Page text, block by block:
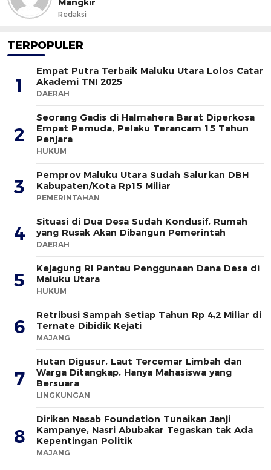
Redaksi
TERPOPULER
1
Empat Putra Terbaik Maluku Utara Lolos Catar
Akademi TNI 2025
DAERAH
2
Seorang Gadis di Halmahera Barat Diperkosa
Empat Pemuda, Pelaku Terancam 15 Tahun
Penjara
HUKUM
3
Pemprov Maluku Utara Sudah Salurkan DBH
Kabupaten/Kota Rp15 Miliar
PEMERINTAHAN
4
Situasi di Dua Desa Sudah Kondusif, Rumah
yang Rusak Akan Dibangun Pemerintah
DAERAH
5
Kejagung RI Pantau Penggunaan Dana Desa di
Maluku Utara
HUKUM
6
Retribusi Sampah Setiap Tahun Rp 4,2 Miliar di
Ternate Dibidik Kejati
MAJANG
7
Hutan Digusur, Laut Tercemar Limbah dan
Warga Ditangkap, Hanya Mahasiswa yang
Bersuara
LINGKUNGAN
8
Dirikan Nasab Foundation Tunaikan Janji
Kampanye, Nasri Abubakar Tegaskan tak Ada
Kepentingan Politik
MAJANG